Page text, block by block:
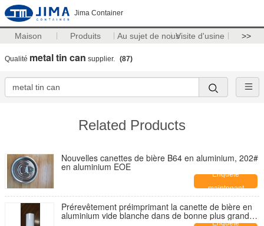
Jima Container
Maison Produits Au sujet de nousVisite d'usine >>
Qualité metal tin can supplier. (87)
Related Products
Nouvelles canettes de bière B64 en aluminium, 202#
en aluminium EOE
Enquête
maintenant
Prérevêtement préimprimant la canette de bière en
aluminium vide blanche dans de bonne plus grande
Enquête